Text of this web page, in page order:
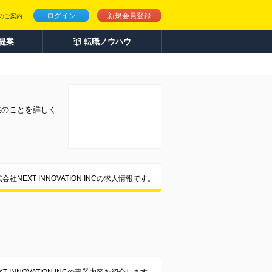
ログイン 新規会員登録
ご案内
案 転職ノウハウ
ことを詳しく
会社NEXT INNOVATION INCの求人情報です。